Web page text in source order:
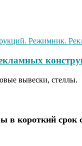
вывески, стеллы.
короткий срок